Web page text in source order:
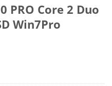
PRO Core 2 Duo
Win7Pro
PRO Core 2 Duo E8400